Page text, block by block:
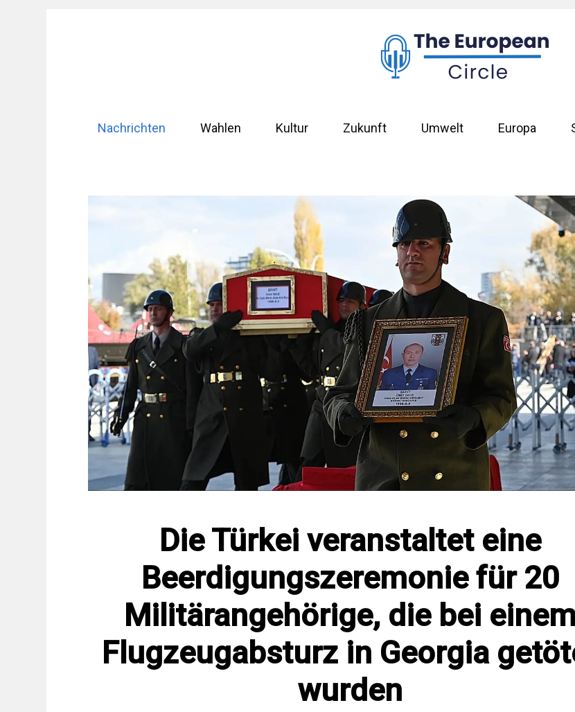
Nachrichten Wahlen Kultur Zukunft Umwelt Europa
Die Türkei veranstaltet eine
Beerdigungszeremonie für 20
Militärangehörige, die bei einem
Flugzeugabsturz in Georgia
wurden